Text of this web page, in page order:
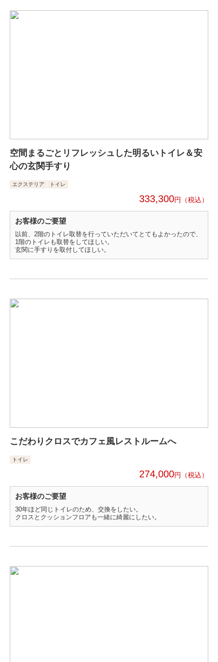
空間まるごとリフレッシュした明るいトイレ＆安
心の玄関手すり
エクステリア トイレ
333,300円
お客様のご要望
以前、2階のトイレ取替を行っていただいてとてもよかったので、
1階のトイレも取替をしてほしい。
玄関に手すりを取付してほしい。
こだわりクロスでカフェ風レストルームへ
トイレ
274,000円
お客様のご要望
30年ほど同じトイレのため、交換をしたい。
クロスとクッションフロアも一緒に綺麗にしたい。